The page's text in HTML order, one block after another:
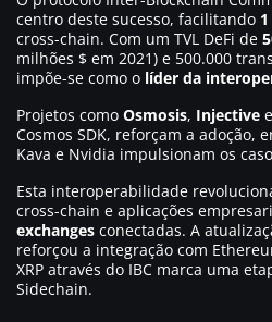
centro deste sucesso, facilitando
cross-chain. Com um TVL DeFi de
milhões $ em 2021) e 500.000
impõe-se como o líder da
Projetos como Osmosis, Injective e
Cosmos SDK, reforçam a adoção,
Kava e Nvidia impulsionam os
Esta interoperabilidade
cross-chain e aplicações
exchanges conectadas. A
reforçou a integração com
XRP através do IBC marca uma
Sidechain.